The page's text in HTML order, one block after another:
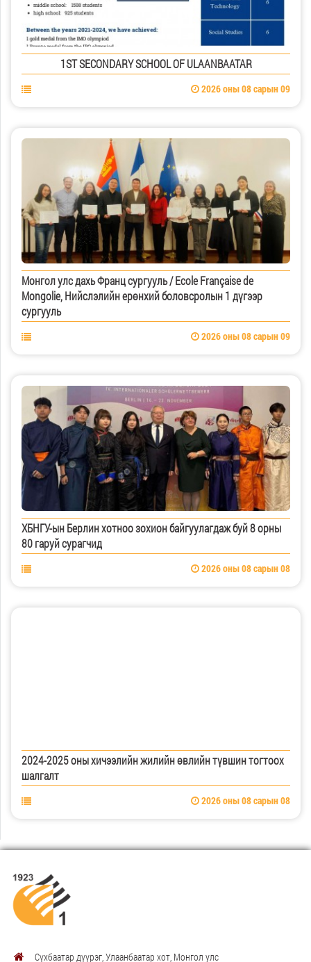
1ST SECONDARY SCHOOL OF ULAANBAATAR
2026 оны 08 сарын 09
Монгол улс дахь Франц сургууль / Ecole Française de
Mongolie, Нийслэлийн ерөнхий боловсролын 1 дүгээр
сургууль
2026 оны 08 сарын 09
ХБНГУ-ын Берлин хотноо зохион байгуулагдаж буй 8 орны
80 гаруй сурагчид
2026 оны 08 сарын 08
2024-2025 оны хичээлийн жилийн өвлийн түвшин тогтоох
шалгалт
2026 оны 08 сарын 08
Сүхбаатар дүүрэг, Улаанбаатар хот, Монгол улс